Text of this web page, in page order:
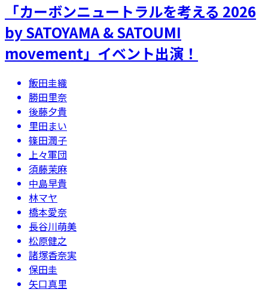
「カーボンニュートラルを考える 2026
by SATOYAMA & SATOUMI
movement」​イベント出演！
飯田圭織
勝田里奈
後藤夕貴
里田まい
篠田潤子
上々軍団
須藤茉麻
中島早貴
林マヤ
橋本愛奈
長谷川萌美
松原健之
諸塚香奈実
保田圭
矢口真里